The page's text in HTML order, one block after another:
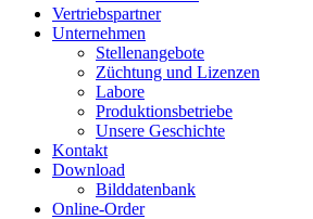
Vertriebspartner
Unternehmen
Stellenangebote
Züchtung und Lizenzen
Labore
Produktionsbetriebe
Unsere Geschichte
Kontakt
Download
Bilddatenbank
Online-Order